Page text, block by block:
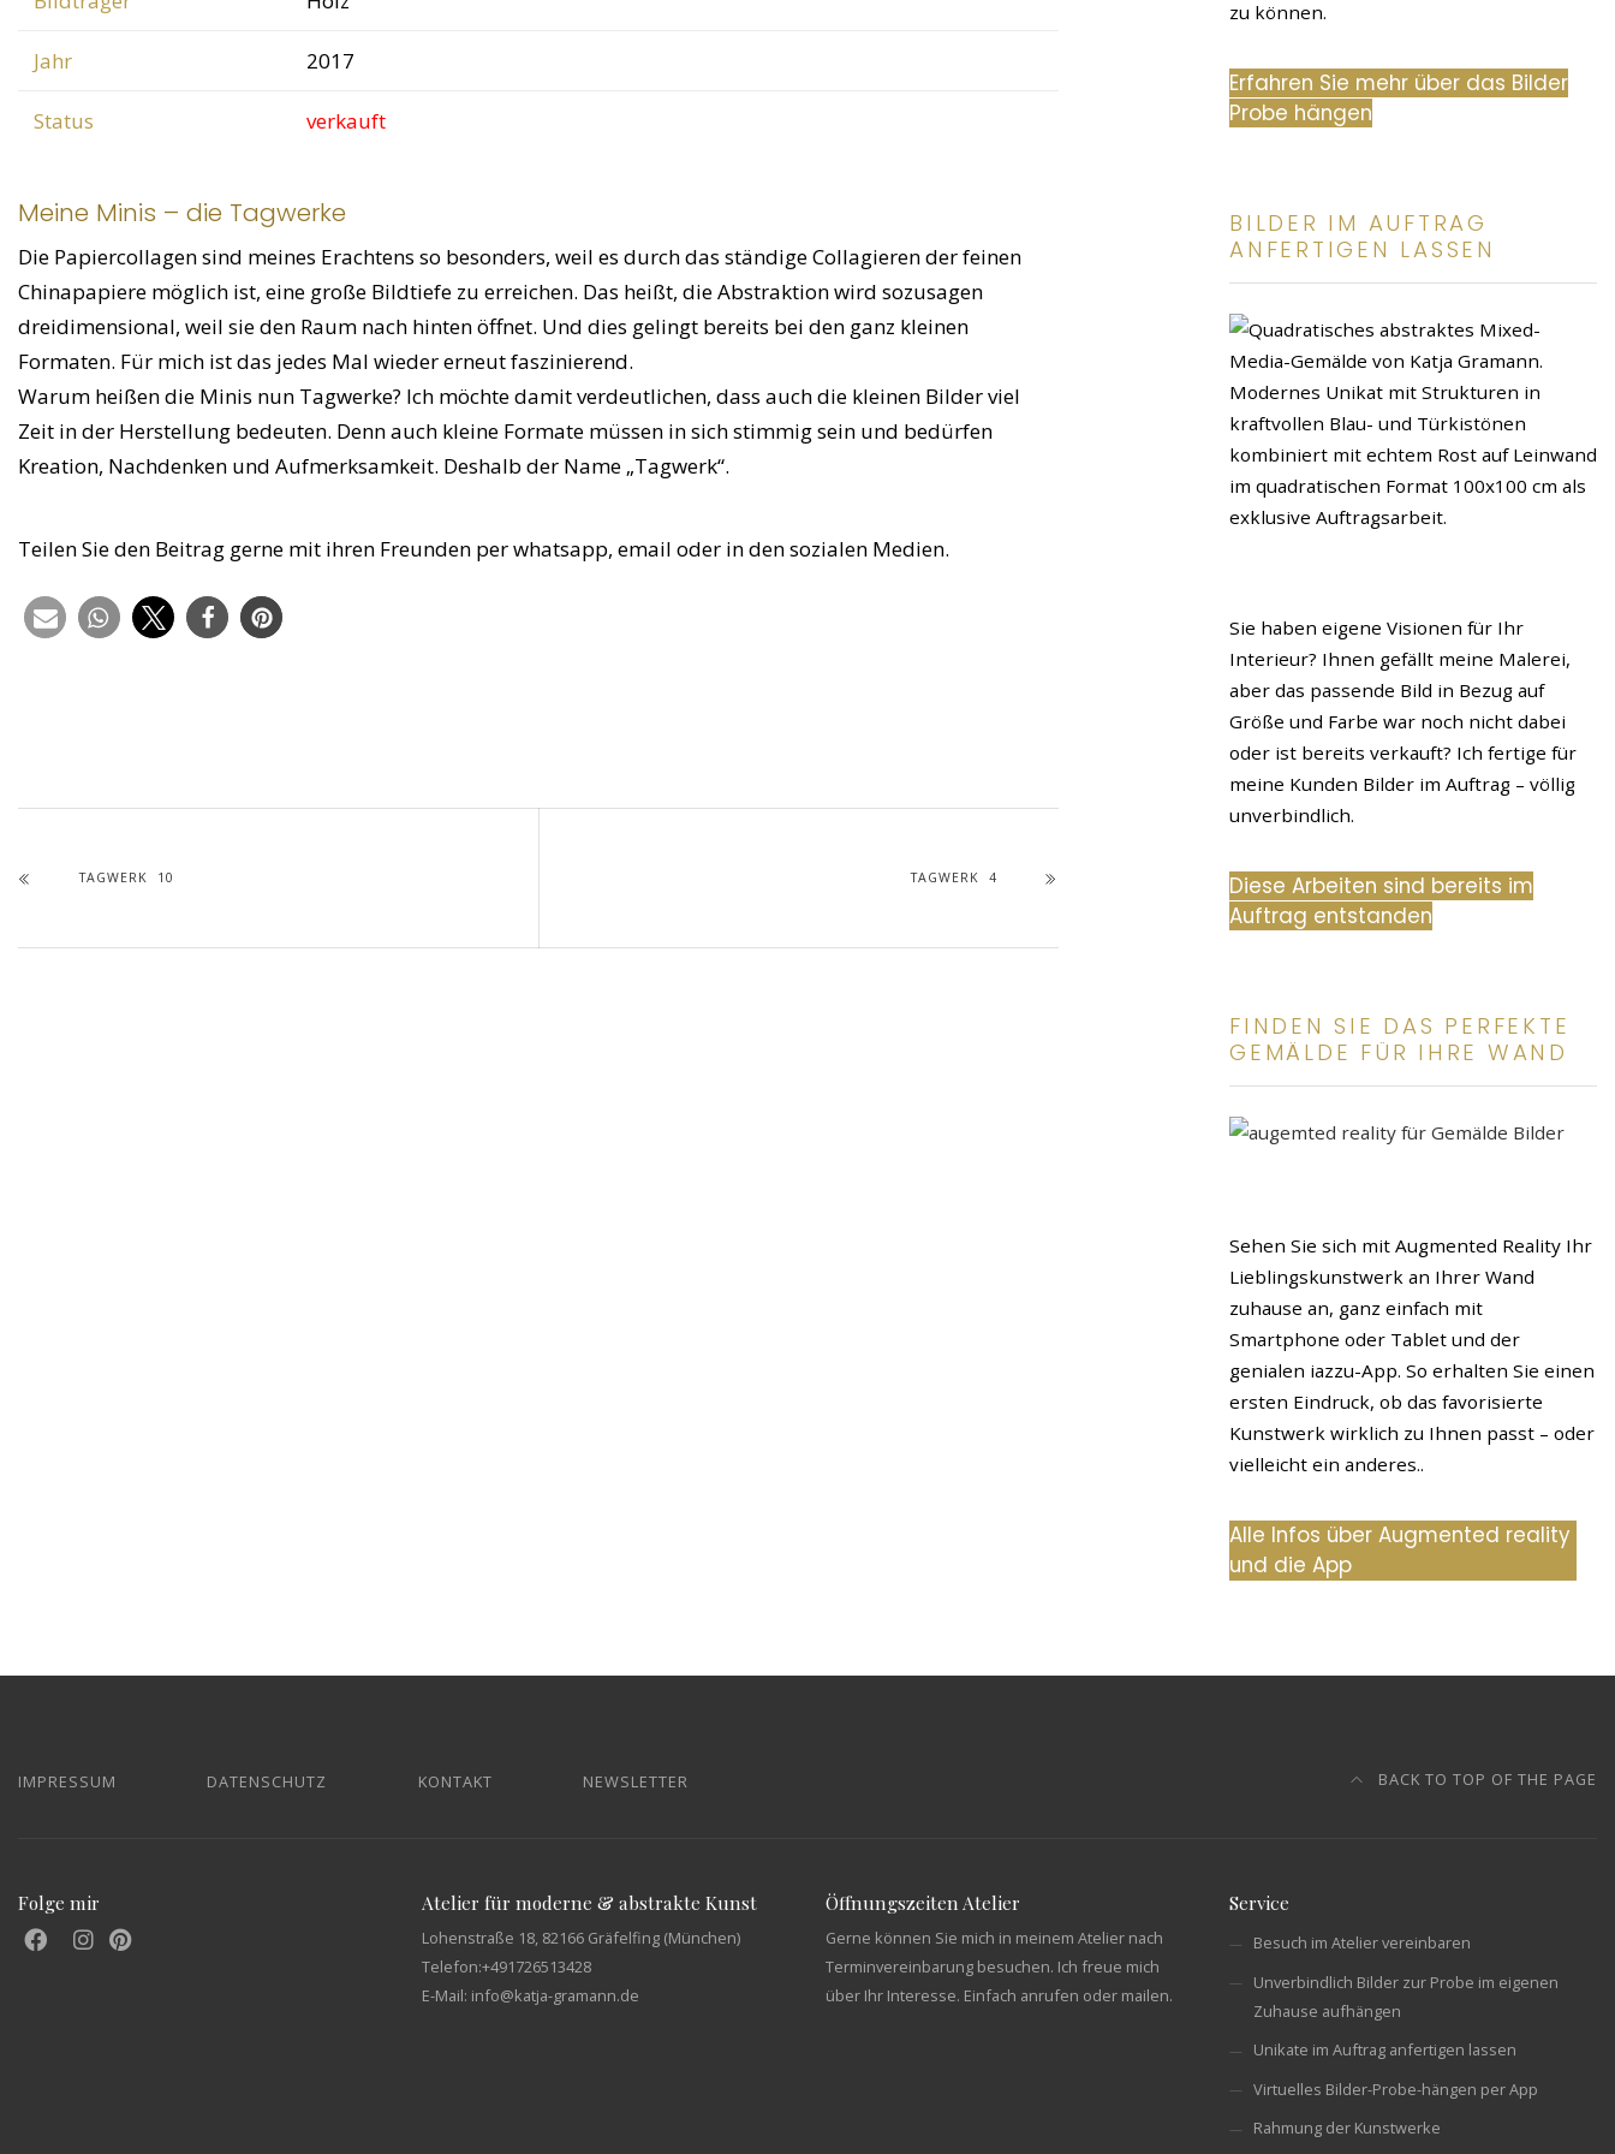
Jahr 2017
Status verkauft
Meine Minis – die Tagwerke
Die Papiercollagen sind meines Erachtens so besonders, weil es durch das ständige Collagieren der feinen
Chinapapiere möglich ist, eine große Bildtiefe zu erreichen. Das heißt, die Abstraktion wird sozusagen
dreidimensional, weil sie den Raum nach hinten öffnet. Und dies gelingt bereits bei den ganz kleinen
Formaten. Für mich ist das jedes Mal wieder erneut faszinierend.
Warum heißen die Minis nun Tagwerke? Ich möchte damit verdeutlichen, dass auch die kleinen Bilder viel
Zeit in der Herstellung bedeuten. Denn auch kleine Formate müssen in sich stimmig sein und bedürfen
Kreation, Nachdenken und Aufmerksamkeit. Deshalb der Name „Tagwerk“.
Teilen Sie den Beitrag gerne mit ihren Freunden per whatsapp, email oder in den sozialen Medien.
TAGWERK 10 TAGWERK 4
zu können.
Erfahren Sie mehr über das Bilder
Probe hängen
BILDER IM AUFTRAG
ANFERTIGEN LASSEN
Sie haben eigene Visionen für Ihr
Interieur? Ihnen gefällt meine Malerei,
aber das passende Bild in Bezug auf
Größe und Farbe war noch nicht dabei
oder ist bereits verkauft? Ich fertige für
meine Kunden Bilder im Auftrag – völlig
unverbindlich.
Diese Arbeiten sind bereits im
Auftrag entstanden
FINDEN SIE DAS PERFEKTE
GEMÄLDE FÜR IHRE WAND
Sehen Sie sich mit Augmented Reality Ihr
Lieblingskunstwerk an Ihrer Wand
zuhause an, ganz einfach mit
Smartphone oder Tablet und der
genialen iazzu-App. So erhalten Sie einen
ersten Eindruck, ob das favorisierte
Kunstwerk wirklich zu Ihnen passt – oder
vielleicht ein anderes..
Alle Infos über Augmented reality
und die App
IMPRESSUM DATENSCHUTZ KONTAKT NEWSLETTER BACK TO TOP OF THE PAGE
Folge mir Atelier für moderne & abstrakte Kunst
Lohenstraße 18, 82166 Gräfelfing (München)
Telefon:+491726513428
E-Mail: info@katja-gramann.de
Öffnungszeiten Atelier
Gerne können Sie mich in meinem Atelier nach
Terminvereinbarung besuchen. Ich freue mich
über Ihr Interesse. Einfach anrufen oder mailen.
Service
Besuch im Atelier vereinbaren
Unverbindlich Bilder zur Probe im eigenen
Zuhause aufhängen
Unikate im Auftrag anfertigen lassen
Virtuelles Bilder-Probe-hängen per App
Rahmung der Kunstwerke